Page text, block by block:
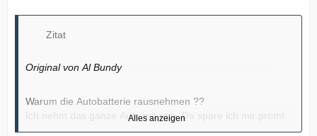
Zitat
Original von Al Bundy
Warum die Autobatterie rausnehmen ??
Ich nehm das ganze Auto mit rein. Da spare ich mir promt
das ausbauen der Batterie.
Alles anzeigen